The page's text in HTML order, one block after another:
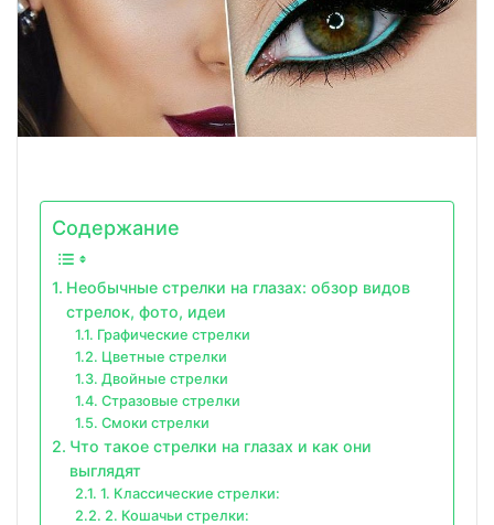
Содержание
Необычные стрелки на глазах: обзор видов
стрелок, фото, идеи
Графические стрелки
Цветные стрелки
Двойные стрелки
Стразовые стрелки
Смоки стрелки
Что такое стрелки на глазах и как они
выглядят
1. Классические стрелки:
2. Кошачьи стрелки: